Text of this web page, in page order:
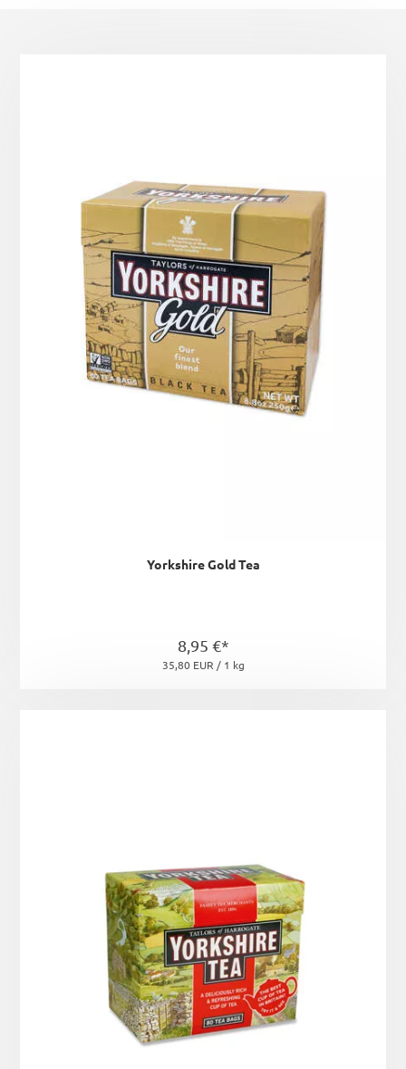
Yorkshire Gold Tea
8,95 €*
35,80 EUR / 1 kg